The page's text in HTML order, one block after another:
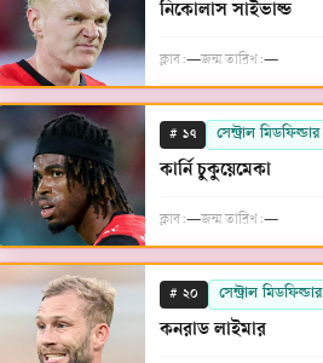
নিকোলাস সাইভাল্ড
ক্লাব:—জন্ম তারিখ:—
# ১৭ সেন্ট্রাল মিডফিল্ডার
কার্নি চুকুয়েমেকা
ক্লাব:—জন্ম তারিখ:—
# ২০ সেন্ট্রাল মিডফিল্ডার
কনরাড লাইমার